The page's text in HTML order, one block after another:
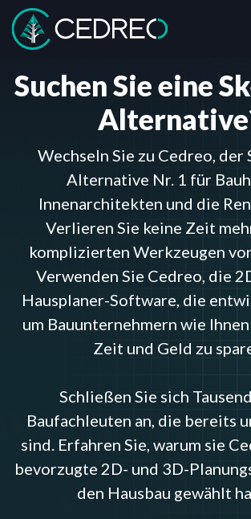
Suchen Sie eine
Wechseln Sie zu Cedreo, der
Alternative Nr. 1 für
Innenarchitekten und die
Verlieren Sie keine Zeit
komplizierten Werkzeugen
Verwenden Sie Cedreo, die
Hausplaner-Software, die
um Bauunternehmern wie
Zeit und Geld zu
Schließen Sie sich
Baufachleuten an, die bereits
sind. Erfahren Sie, warum sie
bevorzugte 2D- und 3D-
den Hausbau gewählt